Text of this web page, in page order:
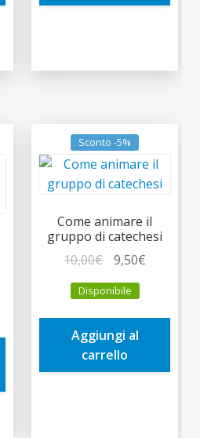
Sconto -5%
Come animare il
gruppo di catechesi
10,00€
prezzo
originale
era:
10,00€.
9,50€
è:
Disponibile
Aggiungi al
carrello